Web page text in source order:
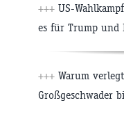
+++ US-
es für Trump und
+++ Warum
Großgeschwader